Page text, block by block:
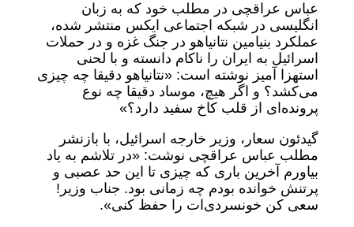
عباس عراقچی در مطلب خود که به زبان
انگلیسی در شبکه اجتماعی ایکس منتشر شده،
عملکرد بنیامین نتانیاهو در جنگ غزه و در حملات
اسرائیل به ایران را ناکام دانسته و با لحنی
استهزا آمیز نوشته است: «نتانیاهو دقیقا چه چیزی
می‌کشد؟ و اگر هیچ، موساد دقیقا چه نوع
پرونده‌ای از قلب کاخ سفید دارد؟»
گیدئون سعار، وزیر خارجه اسرائیل، با بازنشر
مطلب عباس عراقچی نوشت: «در تلاشم به یاد
بیاورم آخرین باری که چیزی تا این حد عصبی و
پرتنش خوانده بودم چه زمانی بود. جناب وزیر!
سعی کن خونسردی‌ات را حفظ کنی».